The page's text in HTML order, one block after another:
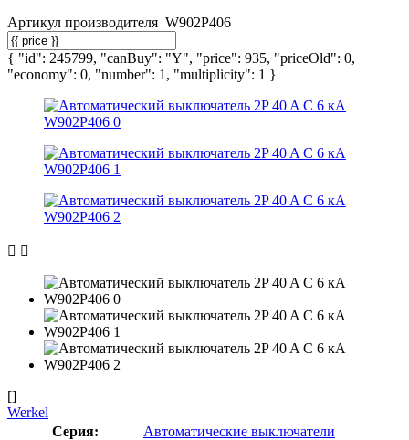
Артикул производителя W902P406
{ "id": 245799, "canBuy": "Y", "price": 935, "priceOld": 0,
"economy": 0, "number": 1, "multiplicity": 1 }
[]
Werkel
Серия:
Автоматические выключатели